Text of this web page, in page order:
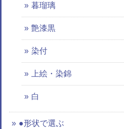
暮瑠璃
艶漆黒
染付
上絵・染錦
白
●形状で選ぶ